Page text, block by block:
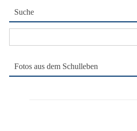
Suche
nach:
Fotos aus dem Schulleben